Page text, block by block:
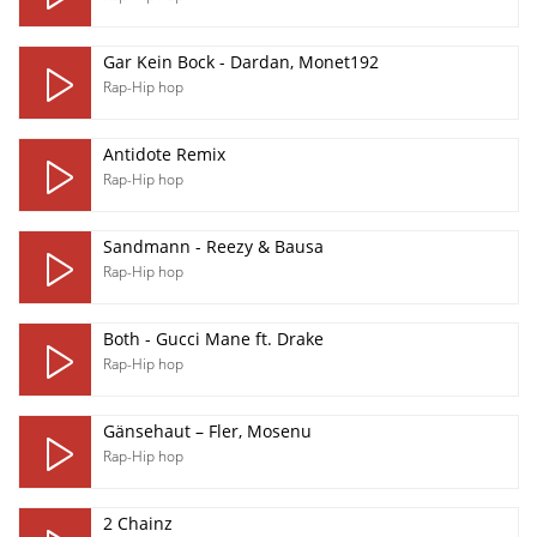
Gar Kein Bock - Dardan, Monet192
Rap-Hip hop
Antidote Remix
Rap-Hip hop
Sandmann - Reezy & Bausa
Rap-Hip hop
Both - Gucci Mane ft. Drake
Rap-Hip hop
Gänsehaut – Fler, Mosenu
Rap-Hip hop
2 Chainz